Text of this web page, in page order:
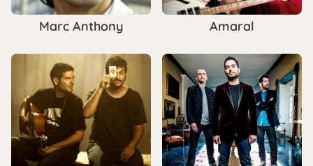
Marc Anthony Amaral